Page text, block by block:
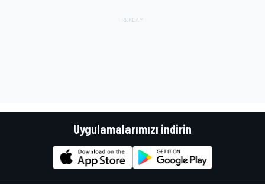
Uygulamalarımızı indirin